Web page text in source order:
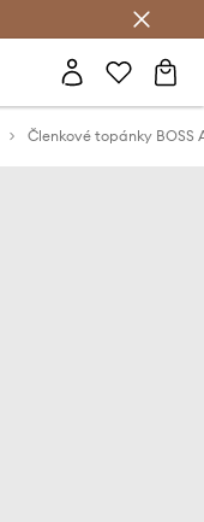
Členkové topánky BOSS